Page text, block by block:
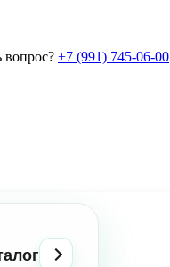
вопрос? +7 (991) 745-06-00